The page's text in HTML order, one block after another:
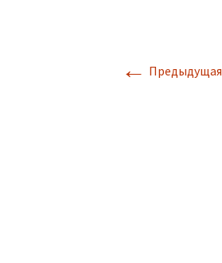
← Предыдущая